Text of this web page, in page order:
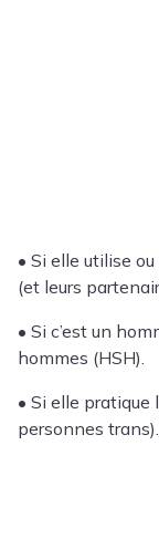
• Si elle utilise
(et leurs
• Si c’est un
hommes (HSH).
• Si elle
personnes